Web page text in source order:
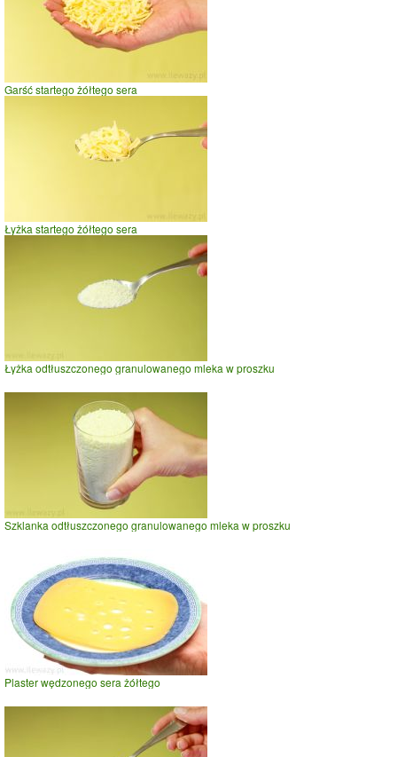
Garść startego żółtego sera
Łyżka startego żółtego sera
Łyżka odtłuszczonego granulowanego mleka w proszku
Szklanka odtłuszczonego granulowanego mleka w proszku
Plaster wędzonego sera żółtego